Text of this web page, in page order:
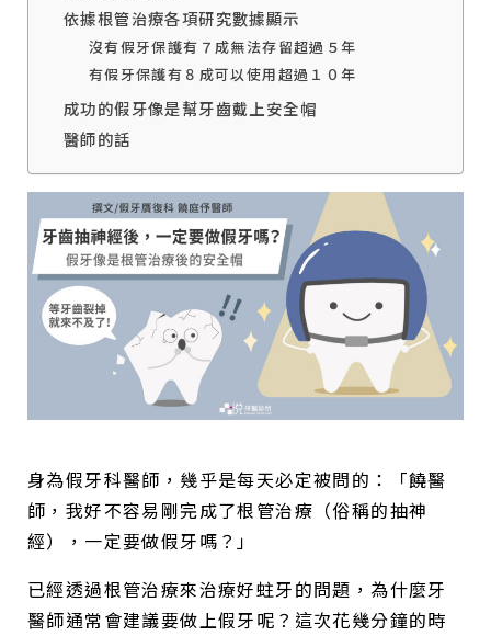
依據根管治療各項研究數據顯示
沒有假牙保護有７成無法存留超過５年
有假牙保護有８成可以使用超過１０年
成功的假牙像是幫牙齒戴上安全帽
醫師的話
身為假牙科醫師，幾乎是每天必定被問的：「饒醫
師，我好不容易剛完成了根管治療（俗稱的抽神
經），一定要做假牙嗎？」
已經透過根管治療來治療好蛀牙的問題，為什麼牙
醫師通常會建議要做上假牙呢？這次花幾分鐘的時